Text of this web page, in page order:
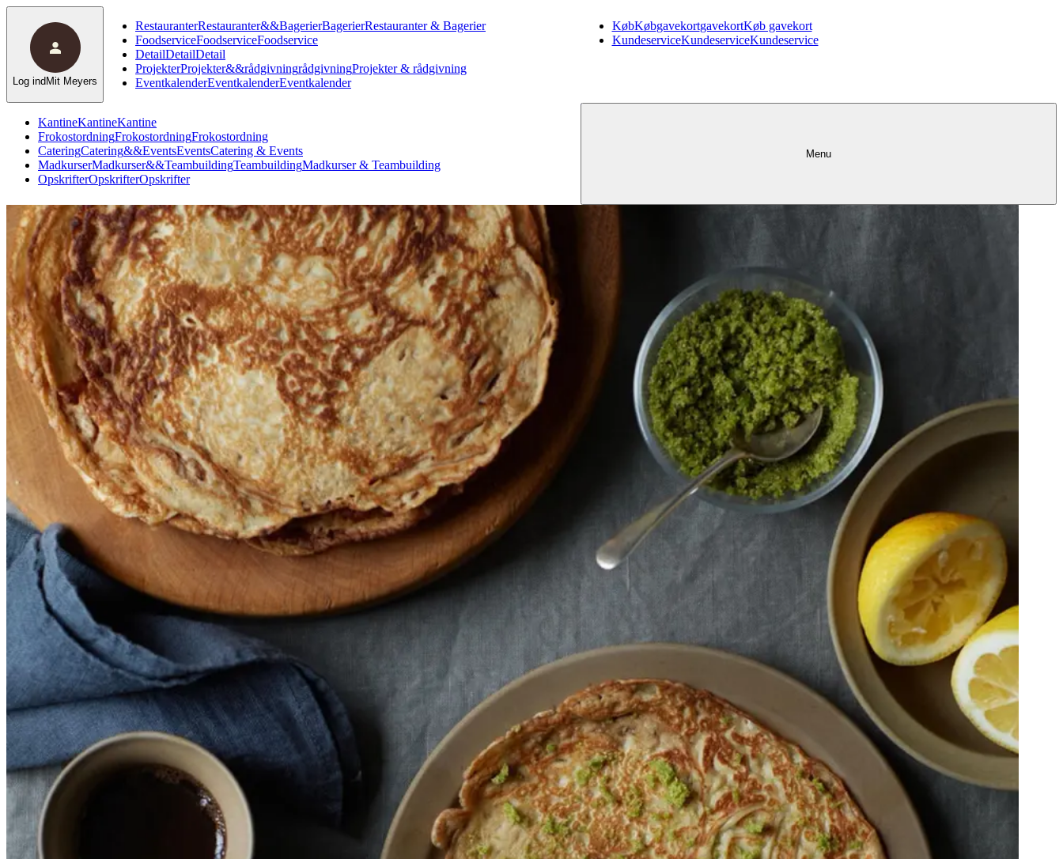
KantineKantineKantine
FrokostordningFrokostordningFrokostordning
CateringCatering&&EventsEventsCatering & Events
MadkurserMadkurser&&TeambuildingTeambuildingMadkurser & Teambuilding
OpskrifterOpskrifterOpskrifter
RestauranterRestauranter&&BagerierBagerierRestauranter & Bagerier
FoodserviceFoodserviceFoodservice
DetailDetailDetail
ProjekterProjekter&&rådgivningrådgivningProjekter & rådgivning
EventkalenderEventkalenderEventkalender
KøbKøbgavekortgavekortKøb gavekort
KundeserviceKundeserviceKundeservice
Log ind Mit Meyers
Menu